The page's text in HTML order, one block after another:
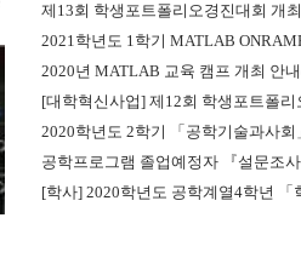
제13회 학생포트폴리오경진대회 개
2021학년도 1학기 MATLAB
2020년 MATLAB 교육 캠프 개최 안
[대학혁신사업] 제12회 학생포트폴리
2020학년도 2학기 「공학기술과사회
공학프로그램 졸업예정자 『설문조
[학사] 2020학년도 공학계열4학년 「